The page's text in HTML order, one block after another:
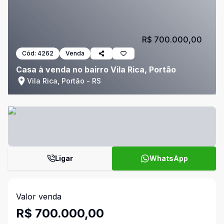
Cód: 4262 Venda
Casa à venda no bairro Vila Rica, Portão
Vila Rica, Portão - RS
R$ 700.000,00
Ligar WhatsApp
Valor venda
R$ 700.000,00